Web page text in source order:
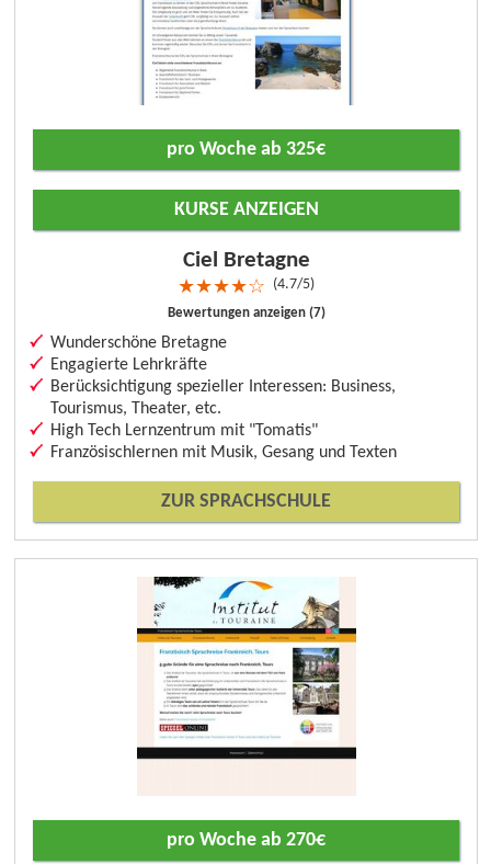
Ciel Bretagne
★★★★☆ 4.7/5
Bewertungen anzeigen (7)
Wunderschöne Bretagne
Engagierte Lehrkräfte
Berücksichtigung spezieller Interessen: Business,
Tourismus, Theater, etc.
High Tech Lernzentrum mit "Tomatis"
Französischlernen mit Musik, Gesang und Texten
ZUR SPRACHSCHULE
pro Woche ab 325€
KURSE ANZEIGEN
pro Woche ab 270€